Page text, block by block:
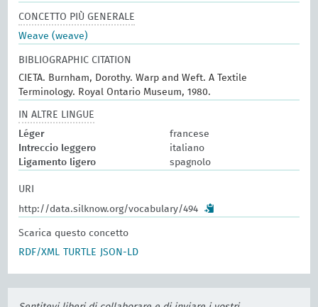
CONCETTO PIÙ GENERALE
Weave (weave)
BIBLIOGRAPHIC CITATION
CIETA. Burnham, Dorothy. Warp and Weft. A Textile
Terminology. Royal Ontario Museum, 1980.
IN ALTRE LINGUE
Léger
francese
Intreccio leggero
italiano
Ligamento ligero
spagnolo
URI
http://data.silknow.org/vocabulary/494
Scarica questo concetto
RDF/XML
TURTLE JSON-LD